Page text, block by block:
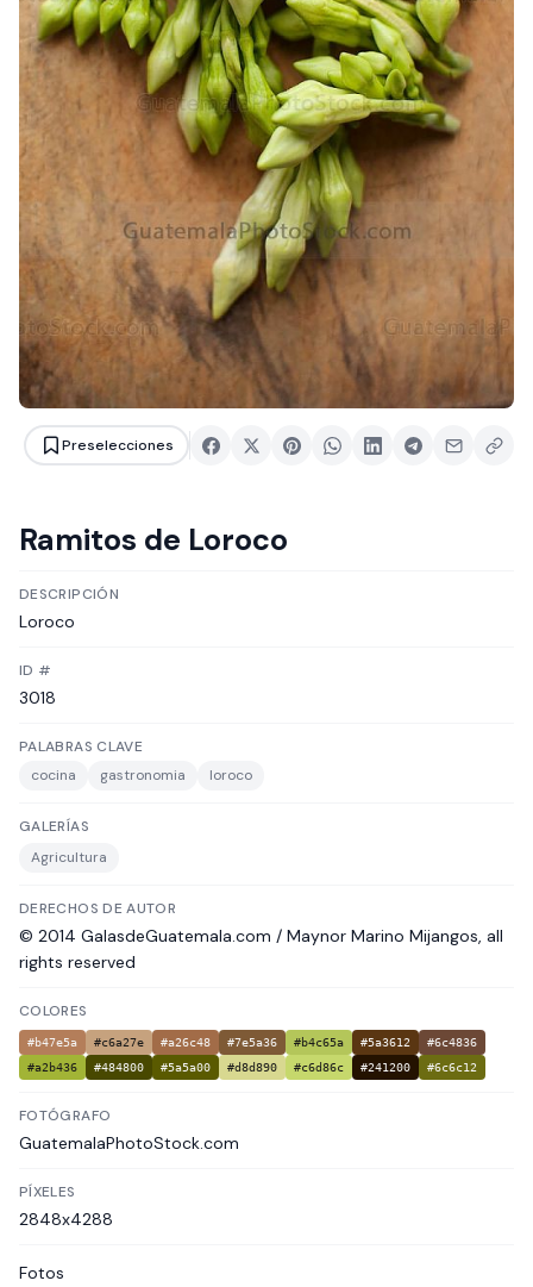
Preselecciones
Ramitos de Loroco
DESCRIPCIÓN
Loroco
ID #
3018
PALABRAS CLAVE
cocina
gastronomia loroco
GALERÍAS
Agricultura
DERECHOS DE AUTOR
© 2014 GalasdeGuatemala.com / Maynor Marino Mijangos, all
rights reserved
COLORES
#b47e5a #c6a27e #a26c48 #7e5a36 #b4c65a #5a3612
#6c4836
#a2b436
#484800 #5a5a00 #d8d890 #c6d86c #241200 #6c6c12
FOTÓGRAFO
GuatemalaPhotoStock.com
PÍXELES
2848x4288
Fotos